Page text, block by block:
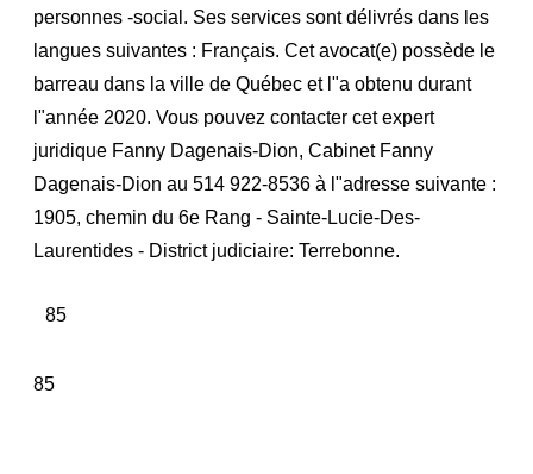
personnes -social. Ses services sont délivrés dans les
langues suivantes : Français. Cet avocat(e) possède le
barreau dans la ville de Québec et l"a obtenu durant
l"année 2020. Vous pouvez contacter cet expert
juridique Fanny Dagenais-Dion, Cabinet Fanny
Dagenais-Dion au 514 922-8536 à l"adresse suivante :
1905, chemin du 6e Rang - Sainte-Lucie-Des-
Laurentides - District judiciaire: Terrebonne.
85
85